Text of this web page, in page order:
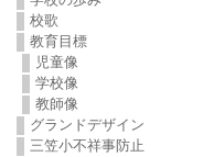
校歌
教育目標
児童像
学校像
教師像
グランドデザイン
三笠小不祥事防止